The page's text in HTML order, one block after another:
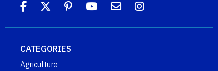
CATEGORIES
Agriculture